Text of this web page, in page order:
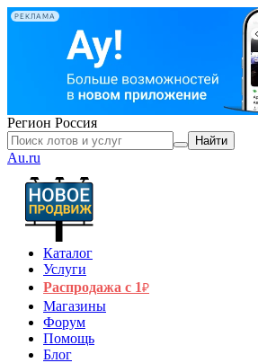
РЕКЛАМА
Регион Россия
Найти
Au.ru
Каталог
Услуги
Распродажа с 1₽
Магазины
Форум
Помощь
Блог